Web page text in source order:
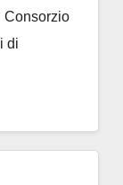
Consorzio
di